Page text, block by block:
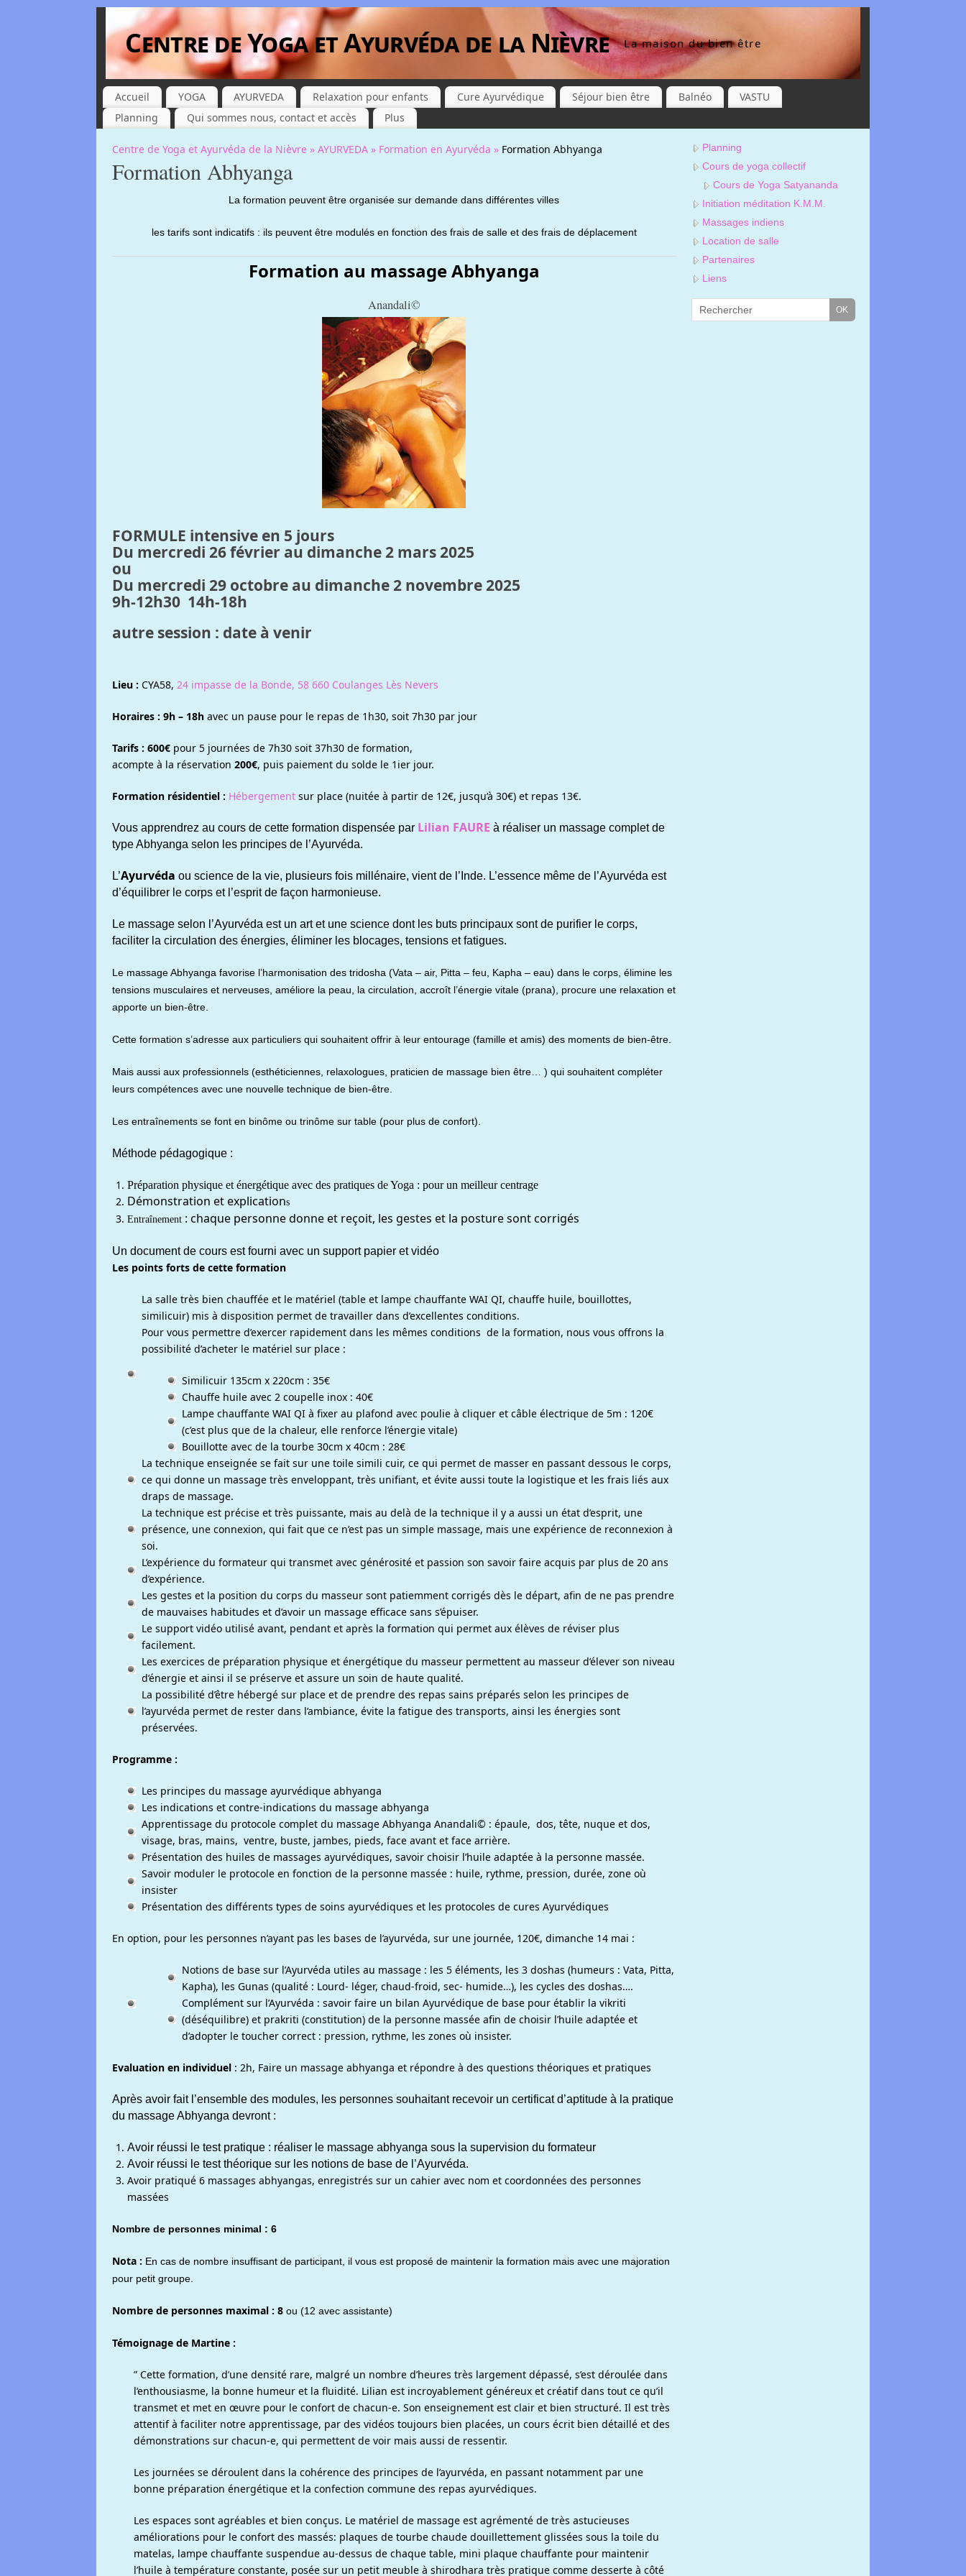
Centre de Yoga et Ayurvéda de la Nièvre La maison du bien être
Accueil YOGA AYURVEDA Relaxation pour enfants Cure Ayurvédique Séjour bien être Balnéo
VASTU
Planning
Qui sommes nous, contact et accès Plus
Centre de Yoga et Ayurvéda de la Nièvre » AYURVEDA » Formation en Ayurvéda » Formation Abhyanga
Formation Abhyanga
La formation peuvent être organisée sur demande dans différentes villes
les tarifs sont indicatifs : ils peuvent être modulés en fonction des frais de salle et des frais de déplacement
Formation au massage Abhyanga
Anandali©
FORMULE intensive en 5 jours
Du mercredi 26 février au dimanche 2 mars 2025
ou
Du mercredi 29 octobre au dimanche 2 novembre 2025
9h-12h30 14h-18h
autre session : date à venir
Lieu : CYA58, 24 impasse de la Bonde, 58 660 Coulanges Lès Nevers
Horaires : 9h – 18havec un pause pour le repas de 1h30, soit 7h30 par jour
Tarifs : 600€pour 5 journées de 7h30 soit 37h30 de formation,
acompte à la réservation 200€, puis paiement du solde le 1ier jour.
Formation résidentiel : Hébergementsur place (nuitée à partir de 12€, jusqu’à 30€) et repas 13€.
Vous apprendrez au cours de cette formation dispensée par Lilian FAURE à réaliser un massage complet de
type Abhyanga selon les principes de l’Ayurvéda.
L’Ayurvéda ou science de la vie, plusieurs fois millénaire, vient de l’Inde. L’essence même de l’Ayurvéda est
d’équilibrer le corps et l’esprit de façon harmonieuse.
Le massage selon l’Ayurvéda est un art et une science dont les buts principaux sont de purifier le corps,
faciliter la circulation des énergies, éliminer les blocages, tensions et fatigues.
Le massage Abhyanga favorise l’harmonisation des tridosha (Vata – air, Pitta – feu, Kapha – eau) dans le corps, élimine les
tensions musculaires et nerveuses, améliore la peau, la circulation, accroît l’énergie vitale (prana), procure une relaxation et
apporte un bien-être.
Cette formation s’adresse aux particuliers qui souhaitent offrir à leur entourage (famille et amis) des moments de bien-être.
Mais aussi aux professionnels (esthéticiennes, relaxologues, praticien de massage bien être… ) qui souhaitent compléter
leurs compétences avec une nouvelle technique de bien-être.
Les entraînements se font en binôme ou trinôme sur table (pour plus de confort).
Méthode pédagogique :
Préparation physique et énergétique avec des pratiques de Yoga : pour un meilleur centrage
Démonstration et explications
Entraînement : chaque personne donne et reçoit, les gestes et la posture sont corrigés
Un document de cours est fourni avec un support papier et vidéo
Les points forts de cette formation
La salle très bien chauffée et le matériel (table et lampe chauffante WAI QI, chauffe huile, bouillottes,
similicuir) mis à disposition permet de travailler dans d’excellentes conditions.
Pour vous permettre d’exercer rapidement dans les mêmes conditions de la formation, nous vous offrons la
possibilité d’acheter le matériel sur place :
Similicuir 135cm x 220cm : 35€
Chauffe huile avec 2 coupelle inox : 40€
Lampe chauffante WAI QI à fixer au plafond avec poulie à cliquer et câble électrique de 5m : 120€
(c’est plus que de la chaleur, elle renforce l’énergie vitale)
Bouillotte avec de la tourbe 30cm x 40cm : 28€
La technique enseignée se fait sur une toile simili cuir, ce qui permet de masser en passant dessous le corps,
ce qui donne un massage très enveloppant, très unifiant, et évite aussi toute la logistique et les frais liés aux
draps de massage.
La technique est précise et très puissante, mais au delà de la technique il y a aussi un état d’esprit, une
présence, une connexion, qui fait que ce n’est pas un simple massage, mais une expérience de reconnexion à
soi.
L’expérience du formateur qui transmet avec générosité et passion son savoir faire acquis par plus de 20 ans
d’expérience.
Les gestes et la position du corps du masseur sont patiemment corrigés dès le départ, afin de ne pas prendre
de mauvaises habitudes et d’avoir un massage efficace sans s’épuiser.
Le support vidéo utilisé avant, pendant et après la formation qui permet aux élèves de réviser plus
facilement.
Les exercices de préparation physique et énergétique du masseur permettent au masseur d’élever son niveau
d’énergie et ainsi il se préserve et assure un soin de haute qualité.
La possibilité d’être hébergé sur place et de prendre des repas sains préparés selon les principes de
l’ayurvéda permet de rester dans l’ambiance, évite la fatigue des transports, ainsi les énergies sont
préservées.
Programme :
Les principes du massage ayurvédique abhyanga
Les indications et contre-indications du massage abhyanga
Apprentissage du protocole complet du massage Abhyanga Anandali© : épaule, dos, tête, nuque et dos,
visage, bras, mains, ventre, buste, jambes, pieds, face avant et face arrière.
Présentation des huiles de massages ayurvédiques, savoir choisir l’huile adaptée à la personne massée.
Savoir moduler le protocole en fonction de la personne massée : huile, rythme, pression, durée, zone où
insister
Présentation des différents types de soins ayurvédiques et les protocoles de cures Ayurvédiques
En option, pour les personnes n’ayant pas les bases de l’ayurvéda, sur une journée, 120€, dimanche 14 mai :
Notions de base sur l’Ayurvéda utiles au massage : les 5 éléments, les 3 doshas (humeurs : Vata, Pitta,
Kapha), les Gunas (qualité : Lourd- léger, chaud-froid, sec- humide…), les cycles des doshas….
Complément sur l’Ayurvéda : savoir faire un bilan Ayurvédique de base pour établir la vikriti
(déséquilibre) et prakriti (constitution) de la personne massée afin de choisir l’huile adaptée et
d’adopter le toucher correct : pression, rythme, les zones où insister.
Evaluation en individuel: 2h, Faire un massage abhyanga et répondre à des questions théoriques et pratiques
Après avoir fait l’ensemble des modules, les personnes souhaitant recevoir un certificat d’aptitude à la pratique
du massage Abhyanga devront :
Avoir réussi le test pratique : réaliser le massage abhyanga sous la supervision du formateur
Avoir réussi le test théorique sur les notions de base de l’Ayurvéda.
Avoir pratiqué 6 massages abhyangas, enregistrés sur un cahier avec nom et coordonnées des personnes
massées
Nombre de personnes minimal : 6
Nota : En cas de nombre insuffisant de participant, il vous est proposé de maintenir la formation mais avec une majoration
pour petit groupe.
Nombre de personnes maximal : 8 ou (12 avec assistante)
Témoignage de Martine :
” Cette formation, d’une densité rare, malgré un nombre d’heures très largement dépassé, s’est déroulée dans
l’enthousiasme, la bonne humeur et la fluidité. Lilian est incroyablement généreux et créatif dans tout ce qu’il
transmet et met en œuvre pour le confort de chacun-e. Son enseignement est clair et bien structuré. Il est très
attentif à faciliter notre apprentissage, par des vidéos toujours bien placées, un cours écrit bien détaillé et des
démonstrations sur chacun-e, qui permettent de voir mais aussi de ressentir.
Les journées se déroulent dans la cohérence des principes de l’ayurvéda, en passant notamment par une
bonne préparation énergétique et la confection commune des repas ayurvédiques.
Les espaces sont agréables et bien conçus. Le matériel de massage est agrémenté de très astucieuses
améliorations pour le confort des massés: plaques de tourbe chaude douillettement glissées sous la toile du
matelas, lampe chauffante suspendue au-dessus de chaque table, mini plaque chauffante pour maintenir
l’huile à température constante, posée sur un petit meuble à shirodhara très pratique comme desserte à côté
Planning
Cours de yoga collectif
Cours de Yoga Satyananda
Initiation méditation K.M.M.
Massages indiens
Location de salle
Partenaires
Liens